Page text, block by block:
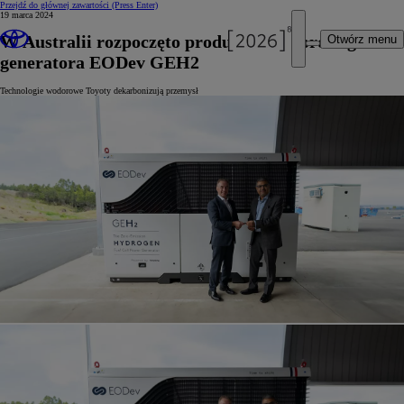
Przejdź do głównej zawartości (Press Enter)
Otwórz menu
19 marca 2024
W Australii rozpoczęto produkcję wodorowego
generatora EODev GEH2
Technologie wodorowe Toyoty dekarbonizują przemysł